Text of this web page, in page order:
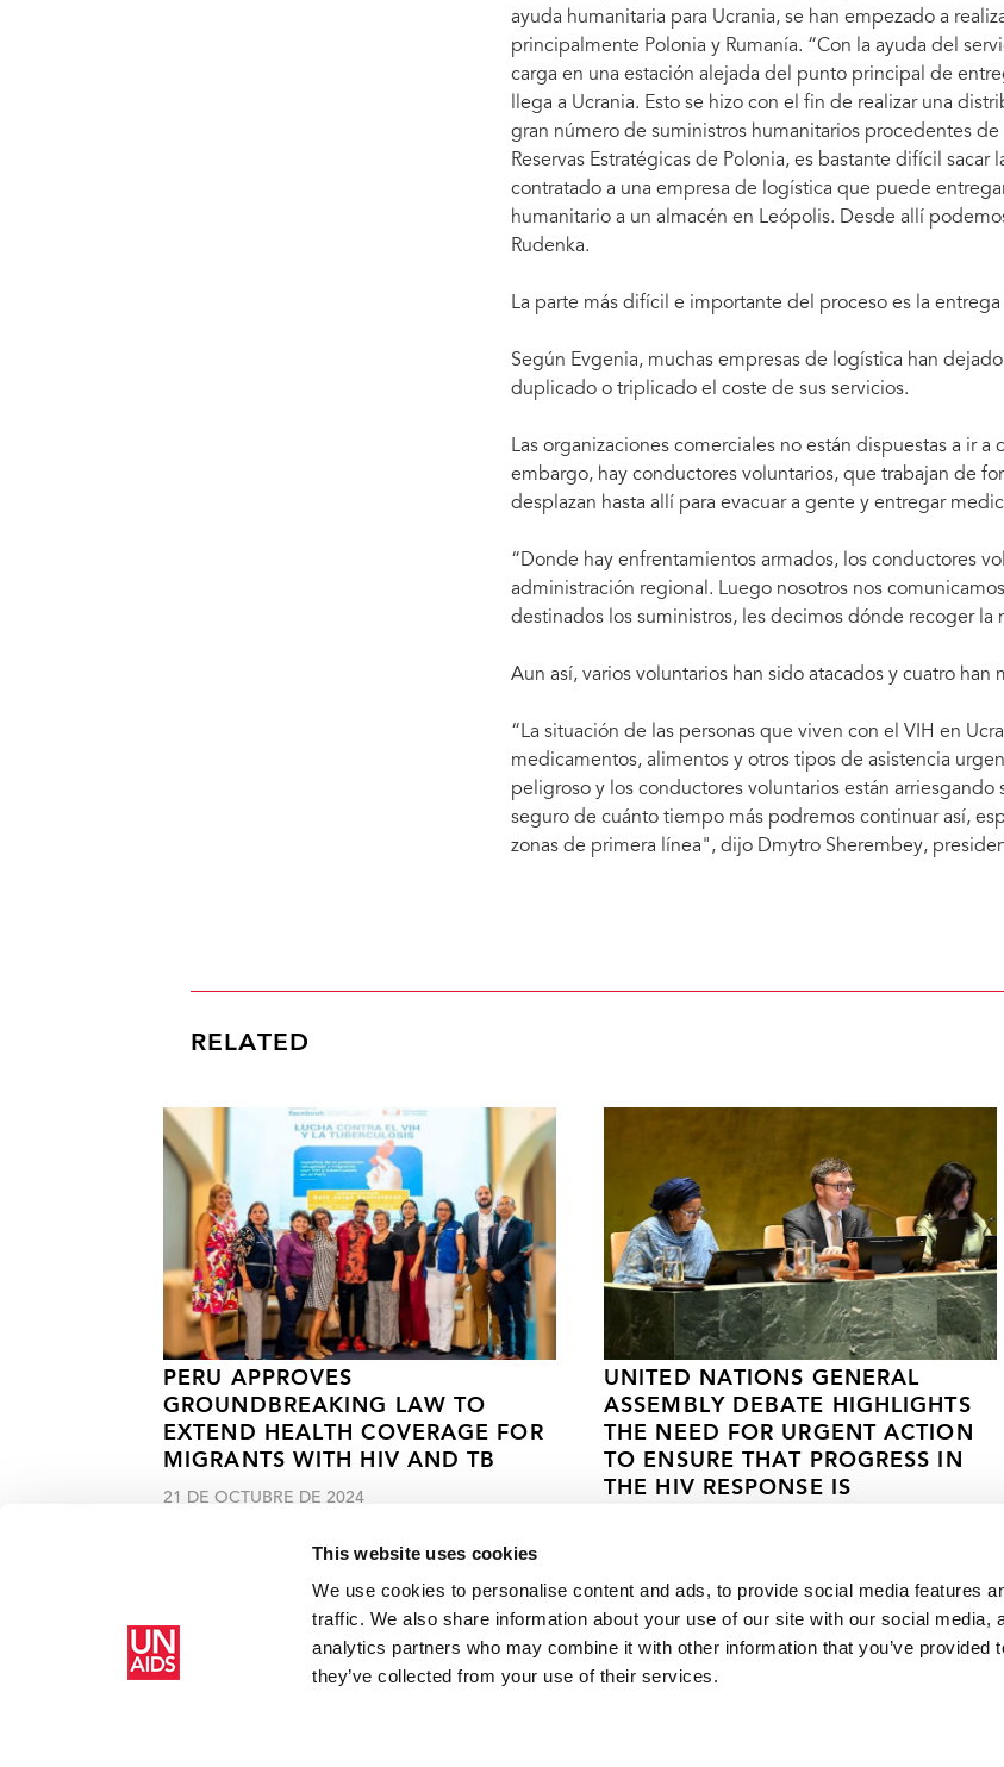
This website uses cookies
We use cookies to personalise content and ads, to provide social media features
traffic. We also share information about your use of our site with our social media,
analytics partners who may combine it with other information that you’ve provided
they’ve collected from your use of their services.
ayuda humanitaria para Ucrania, se han empezado a
principalmente Polonia y Rumanía. “Con la ayuda del
carga en una estación alejada del punto principal de
llega a Ucrania. Esto se hizo con el fin de realizar una
gran número de suministros humanitarios procedentes
Reservas Estratégicas de Polonia, es bastante difícil
contratado a una empresa de logística que puede
humanitario a un almacén en Leópolis. Desde allí
Rudenka.
La parte más difícil e importante del proceso es la
Según Evgenia, muchas empresas de logística han
duplicado o triplicado el coste de sus servicios.
Las organizaciones comerciales no están dispuestas a ir
embargo, hay conductores voluntarios, que trabajan de
desplazan hasta allí para evacuar a gente y entregar
“Donde hay enfrentamientos armados, los conductores
administración regional. Luego nosotros nos
destinados los suministros, les decimos dónde recoger la
Aun así, varios voluntarios han sido atacados y cuatro han
“La situación de las personas que viven con el VIH en
medicamentos, alimentos y otros tipos de asistencia
peligroso y los conductores voluntarios están arriesgando
seguro de cuánto tiempo más podremos continuar así,
zonas de primera línea", dijo Dmytro Sherembey,
RELATED
PERU APPROVES
GROUNDBREAKING LAW TO
EXTEND HEALTH COVERAGE FOR
MIGRANTS WITH HIV AND TB
21 DE OCTUBRE DE 2024
UNITED NATIONS GENERAL
ASSEMBLY DEBATE HIGHLIGHTS
THE NEED FOR URGENT ACTION
TO ENSURE THAT PROGRESS IN
THE HIV RESPONSE IS
Recursos Logística salvavidas en Ucrania